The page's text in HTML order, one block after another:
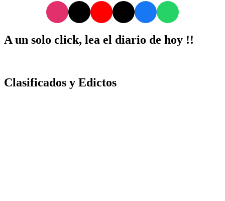
A un solo click, lea el diario de hoy !!
Clasificados y Edictos